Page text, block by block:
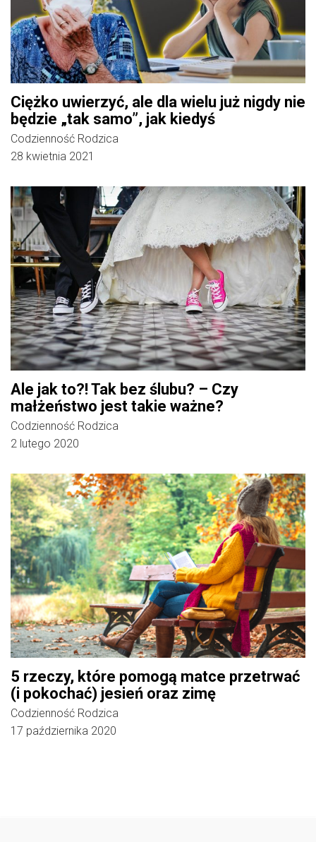
Ciężko uwierzyć, ale dla wielu już nigdy nie
będzie „tak samo”, jak kiedyś
Codzienność Rodzica
28 kwietnia 2021
Ale jak to?! Tak bez ślubu? – Czy
małżeństwo jest takie ważne?
Codzienność Rodzica
2 lutego 2020
5 rzeczy, które pomogą matce przetrwać
(i pokochać) jesień oraz zimę
Codzienność Rodzica
17 października 2020